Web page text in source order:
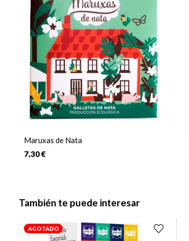
Maruxas de Nata
7,30 €
También te puede interesar
AGOTADO